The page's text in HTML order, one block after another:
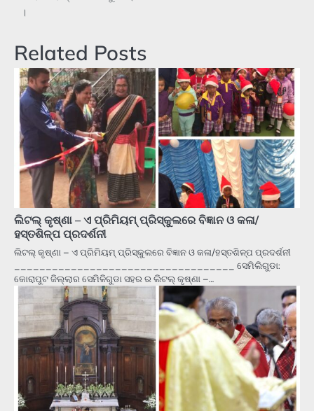
।
Related Posts
ଲିଟଲ୍ କୃଷ୍ଣା – ଏ ପ୍ରିମିୟମ୍ ପ୍ରିସ୍କୁଲରେ ବିଜ୍ଞାନ ଓ କଳା/
ହସ୍ତଶିଳ୍ପ ପ୍ରଦର୍ଶନୀ
ଲିଟଲ୍ କୃଷ୍ଣା – ଏ ପ୍ରିମିୟମ୍ ପ୍ରିସ୍କୁଲରେ ବିଜ୍ଞାନ ଓ କଳା/ହସ୍ତଶିଳ୍ପ ପ୍ରଦର୍ଶନୀ
___________________________________ ସେମିଲିଗୁଡା:
କୋରାପୁଟ ଜିଲ୍ଲାର ସେମିଳିଗୁଡା ସହର ର ଲିଟଲ୍ କୃଷ୍ଣା –…